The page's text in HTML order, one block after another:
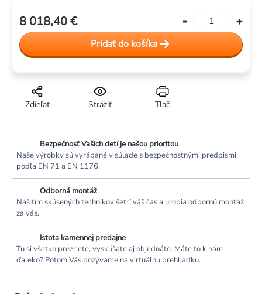
Tlač
Strážiť
Zdieľať
8 018,40 €
cena:
Pridať do košíka
Bezpečnosť Vašich detí je našou prioritou
Naše výrobky sú vyrábané v súlade s bezpečnostnými predpismi
podľa EN 71 a EN 1176.
Odborná montáž
Náš tím skúsených technikov šetrí váš čas a urobia odbornú montáž
za vás.
Istota kamennej predajne
Tu si všetko prezriete, vyskúšate aj objednáte. Máte to k nám
ďaleko? Potom Vás pozývame na virtuálnu prehliadku.